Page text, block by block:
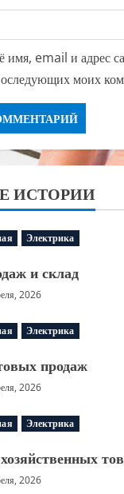
имя, email и адрес
моих
ИСТОРИИ
Электрика
и склад
2026
Электрика
продаж
2026
Электрика
2026